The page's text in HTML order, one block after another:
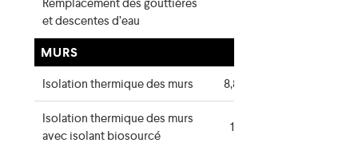
et descentes d’eau
MURS
Isolation thermique des murs 8,80 €/m²
Isolation thermique des murs
avec isolant biosourcé
12 €/m²